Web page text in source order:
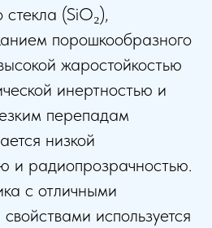
(SiO₂),
порошкообразного
жаростойкостью
инертностью и
перепадам
низкой
и радиопрозрачностью.
с отличными
используется